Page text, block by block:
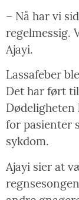
– Nå har vi
regelmessig.
Ajayi.
Lassafeber
Det har ført
Dødeligheten
for pasienter
sykdom.
Ajayi sier at